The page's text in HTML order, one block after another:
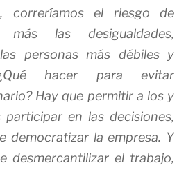
correríamos el riesgo de
las desigualdades,
personas más débiles y
hacer para evitar
Hay que permitir a los y
participar en las decisiones,
democratizar la empresa. Y
desmercantilizar el trabajo,